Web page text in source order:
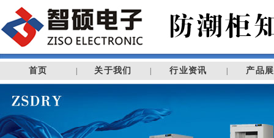
首页 关于我们 行业资讯 产品